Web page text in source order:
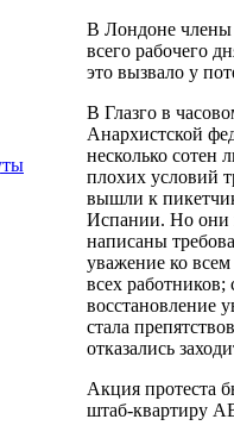
В Лондоне члены
всего рабочего
это вызвало у
В Глазго в
Анархистской
несколько сотен
плохих условий
вышли к
Испании. Но они
написаны
уважение ко
всех
восстановление
стала
отказались
Акция протеста
штаб-квартиру